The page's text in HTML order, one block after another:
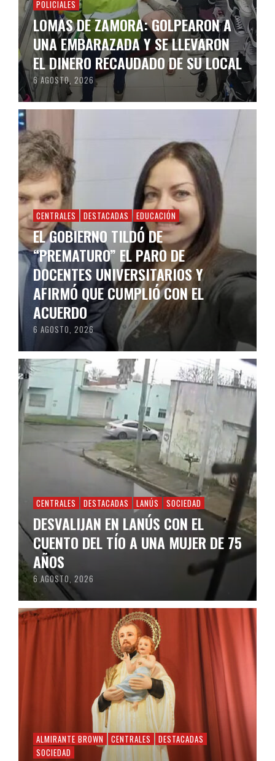
POLICIALES
LOMAS DE ZAMORA: GOLPEARON A
UNA EMBARAZADA Y SE LLEVARON
EL DINERO RECAUDADO DE SU LOCAL
6 AGOSTO, 2026
CENTRALES DESTACADAS EDUCACIÓN
EL GOBIERNO TILDÓ DE
“PREMATURO” EL PARO DE
DOCENTES UNIVERSITARIOS Y
AFIRMÓ QUE CUMPLIÓ CON EL
ACUERDO
6 AGOSTO, 2026
CENTRALES DESTACADAS LANÚS SOCIEDAD
DESVALIJAN EN LANÚS CON EL
CUENTO DEL TÍO A UNA MUJER DE 75
AÑOS
6 AGOSTO, 2026
ALMIRANTE BROWN CENTRALES
DESTACADAS
SOCIEDAD